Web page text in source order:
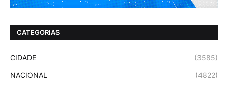
CATEGORIAS
CIDADE (3585)
NACIONAL (4822)